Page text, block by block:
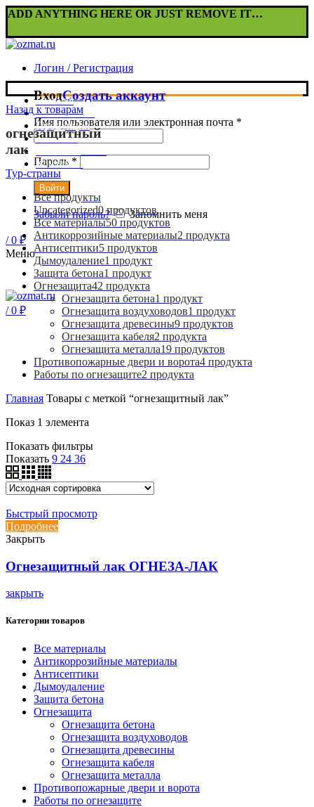
ADD ANYTHING HERE OR JUST REMOVE IT…
Логин / Регистрация
ВходСоздать аккаунт
Имя пользователя или электронная почта *
Пароль *
Войти
Забыли пароль? Запомнить меня
/ 0 ₽
Меню
/ 0 ₽
Главная
О компании
Продукция
Новости
Контакты
Назад к товарам
огнезащитный
лак
Тур-страны
Все продукты
Uncategorized0 продуктов
Все материалы50 продуктов
Антикоррозийные материалы2 продукта
Антисептики5 продуктов
Дымоудаление1 продукт
Защита бетона1 продукт
Огнезащита42 продукта
Огнезащита бетона1 продукт
Огнезащита воздуховодов1 продукт
Огнезащита древесины9 продуктов
Огнезащита кабеля2 продукта
Огнезащита металла19 продуктов
Противопожарные двери и ворота4 продукта
Работы по огнезащите2 продукта
Главная Товары с меткой “огнезащитный лак”
Показ 1 элемента
Показать фильтры
Показать 9 24 36
Быстрый просмотр
Подробнее
Закрыть
Огнезащитный лак ОГНЕЗА-ЛАК
закрыть
Категории товаров
Все материалы
Антикоррозийные материалы
Антисептики
Дымоудаление
Защита бетона
Огнезащита
Огнезащита бетона
Огнезащита воздуховодов
Огнезащита древесины
Огнезащита кабеля
Огнезащита металла
Противопожарные двери и ворота
Работы по огнезащите